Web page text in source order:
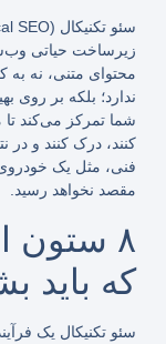
زیرساخت حیاتی
محتوای متنی، نه به
ندارد؛ بلکه بر
شما تمرکز می‌کند تا
کنند، درک کنند و در
فنی، مثل یک
مقصد نخواهد رسید.
۸ ستون
که باید
سئو تکنیکال یک